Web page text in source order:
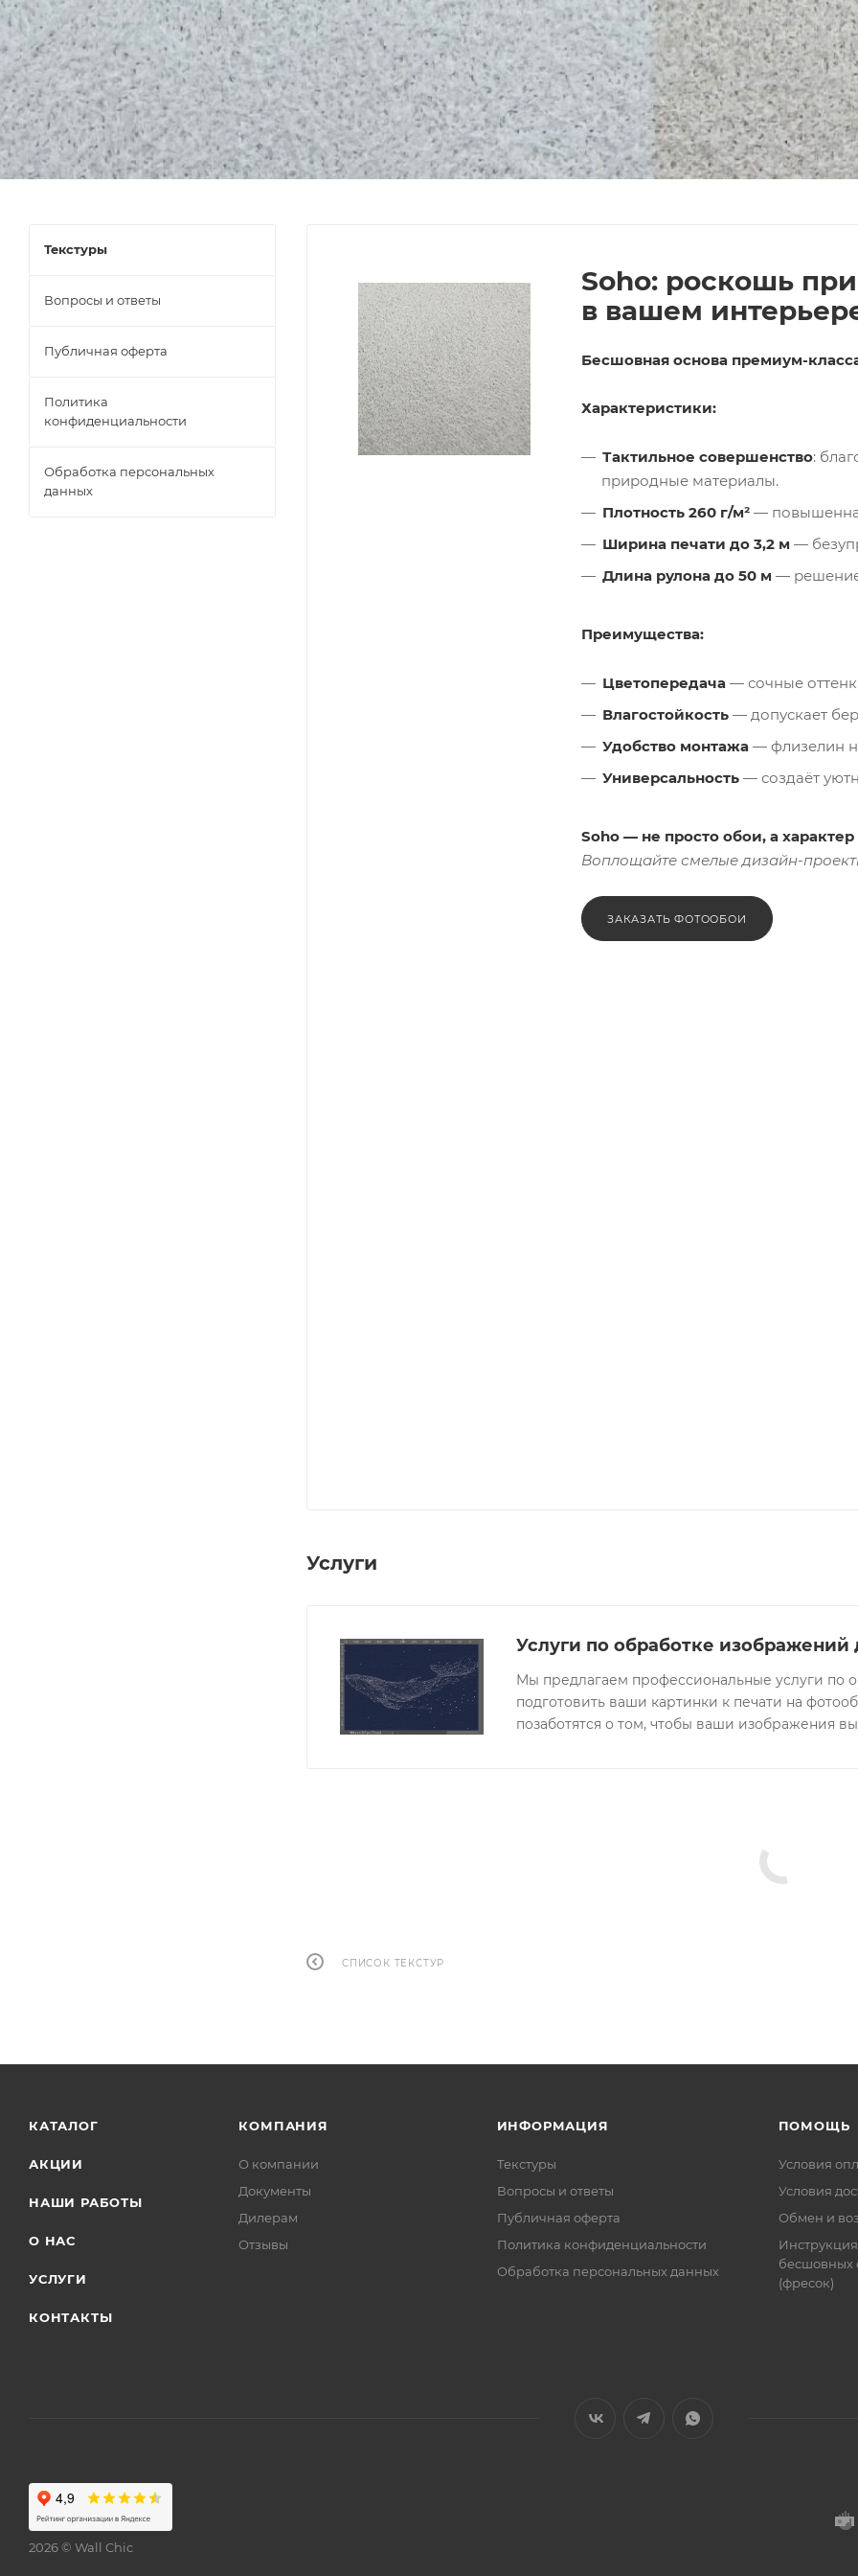
Soho: роскошь
в вашем
Бесшовная основа премиум-
Характеристики:
Тактильное совершенство:
природные материалы.
Плотность 260 г/м² —
Ширина печати до 3,2 м —
Длина рулона до 50 м — решение
Преимущества:
Цветопередача — сочные
Влагостойкость — допускает
Удобство монтажа — флизелин
Универсальность — создаёт
Soho — не просто обои, а
Воплощайте смелые дизайн-
ЗАКАЗАТЬ ФОТООБОИ
Услуги
Услуги по обработке изображений
Мы предлагаем профессиональные услуги по
подготовить ваши картинки к печати на
позаботятся о том, чтобы ваши изображения
СПИСОК ТЕКСТУР
Текстуры
Вопросы и ответы
Публичная оферта
Политика
конфиденциальности
Обработка персональных
данных
КАТАЛОГ
АКЦИИ
НАШИ РАБОТЫ
О НАС
УСЛУГИ
КОНТАКТЫ
КОМПАНИЯ
О компании
Документы
Дилерам
Отзывы
ИНФОРМАЦИЯ
Текстуры
Вопросы и ответы
Публичная оферта
Политика конфиденциальности
Обработка персональных данных
ПОМОЩЬ
Условия
Условия
Обмен и
бесшовных
(фресок)
2026 © Wall Chic